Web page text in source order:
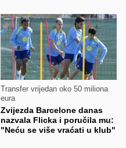
Transfer vrijedan oko 50 miliona
eura
Zvijezda Barcelone danas
nazvala Flicka i poručila mu:
"Neću se više vraćati u klub"